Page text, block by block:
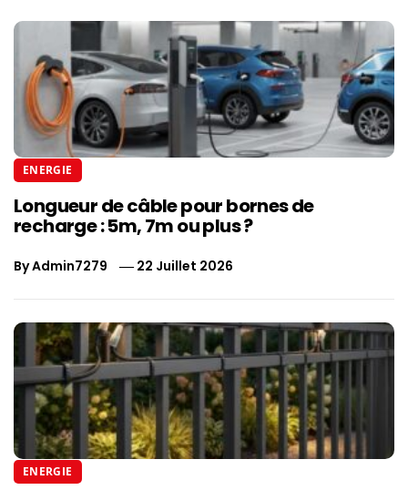
ENERGIE
Longueur de câble pour bornes de
recharge : 5m, 7m ou plus ?
ByAdmin7279 22 Juillet 2026
ENERGIE